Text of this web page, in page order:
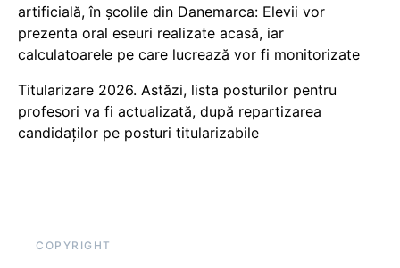
artificială, în școlile din Danemarca: Elevii vor
prezenta oral eseuri realizate acasă, iar
calculatoarele pe care lucrează vor fi monitorizate
Titularizare 2026. Astăzi, lista posturilor pentru
profesori va fi actualizată, după repartizarea
candidaților pe posturi titularizabile
COPYRIGHT